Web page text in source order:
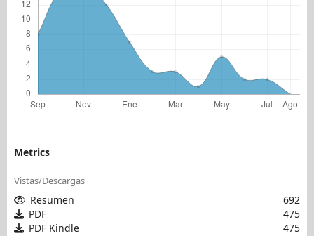
Metrics
Vistas/Descargas
Resumen
692
PDF
475
PDF Kindle
475